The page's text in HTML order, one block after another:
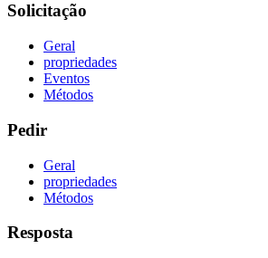
Solicitação
Geral
propriedades
Eventos
Métodos
Pedir
Geral
propriedades
Métodos
Resposta